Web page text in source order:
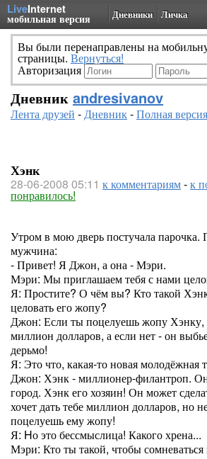
LiveInternet
мобильная версия Дневники Личка
Вы были перенаправлены на
страницы. Вернуться!
Авторизация
Дневник andresivanov
Лента друзей -Дневник-Полная версия
Хэнк
28-06-2008 05:11 к комментариям-к
понравилось!
Утром в мою дверь постучала парочка.
мужчина:
- Привет! Я Джон, а она - Мэри.
Мэри: Мы приглашаем тебя с нами
Я: Простите? О чём вы? Кто такой
целовать его жопу?
Джон: Если ты поцелуешь жопу Хэнку,
миллион долларов, а если нет - он
дерьмо!
Я: Это что, какая-то новая молодёжная
Джон: Хэнк - миллионер-филантроп.
город. Хэнк его хозяин! Он может
хочет дать тебе миллион долларов, но
поцелуешь ему жопу!
Я: Hо это бессмыслица! Какого хрена...
Мэри: Кто ты такой, чтобы